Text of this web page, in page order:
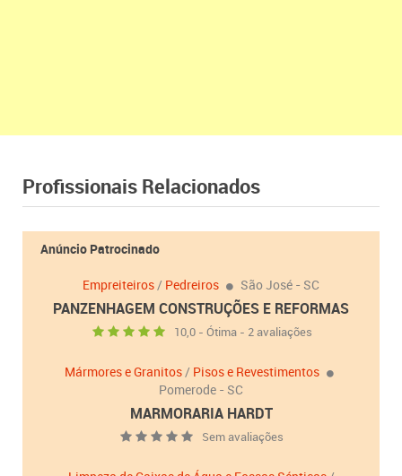
Profissionais Relacionados
Anúncio Patrocinado
Empreiteiros/ Pedreiros São José - SC
PANZENHAGEM CONSTRUÇÕES E REFORMAS
10,0 - Ótima - 2 avaliações
Mármores e Granitos/ Pisos e Revestimentos
Pomerode - SC
MARMORARIA HARDT
Sem avaliações